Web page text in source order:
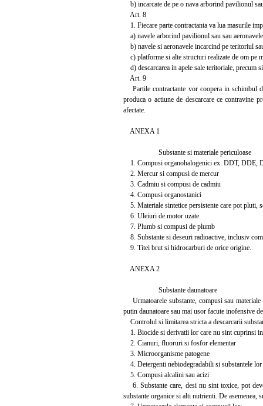
b) incarcate de pe o nava arborind pavilionul
Art. 8
1. Fiecare parte contractanta va lua masurile
a) navele arborind pavilionul sau sau
b) navele si aeronavele incarcind pe teritoriul
c) platforme si alte structuri realizate de om pe
d) descarcarea in apele sale teritoriale, precum
Art. 9
Partile contractante vor coopera in schimbul
produca o actiune de descarcare ce contravine
afectate.
ANEXA 1
Substante si materiale periculoase
1. Compusi organohalogenici ex. DDT, DDE,
2. Mercur si compusi de mercur
3. Cadmiu si compusi de cadmiu
4. Compusi organostanici
5. Materiale sintetice persistente care pot pluti,
6. Uleiuri de motor uzate
7. Plumb si compusi de plumb
8. Substante si deseuri radioactive, inclusiv
9. Titei brut si hidrocarburi de orice origine.
ANEXA 2
Substante daunatoare
Urmatoarele substante, compusi sau
putin daunatoare sau mai usor facute inofensive
Controlul si limitarea stricta a descarcarii
1. Biocide si derivatii lor care nu sint cuprinsi
2. Cianuri, fluoruri si fosfor elementar
3. Microorganisme patogene
4. Detergenti nebiodegradabili si substantele lor
5. Compusi alcalini sau acizi
6. Substante care, desi nu sint toxice, pot
substante organice si alti nutrienti. De asemenea,